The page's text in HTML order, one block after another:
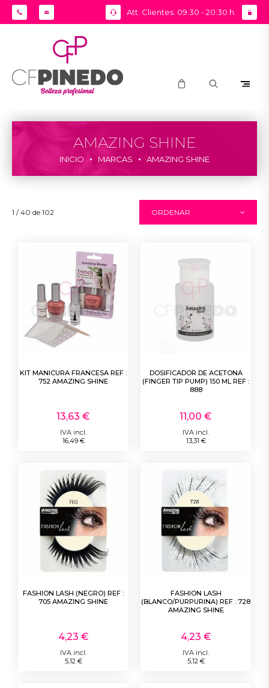
Att. Clientes. 09:30 - 20:30 h.
AMAZING SHINE
INICIO MARCAS AMAZING SHINE
1 / 40 de 102 ORDENAR
KIT MANICURA FRANCESA REF :
752 AMAZING SHINE
13,63 €
IVA incl.
16,49 €
DOSIFICADOR DE ACETONA
(FINGER TIP PUMP) 150 ML REF :
888
11,00 €
IVA incl.
13,31 €
FASHION LASH (NEGRO) REF :
705 AMAZING SHINE
4,23 €
IVA incl.
5,12 €
FASHION LASH
(BLANCO/PURPURINA) REF : 728
AMAZING SHINE
4,23 €
IVA incl.
5,12 €